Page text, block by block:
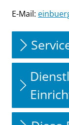
E-Mail: